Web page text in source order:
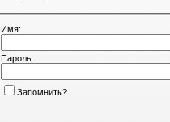
Имя:
Пароль:
Запомнить?